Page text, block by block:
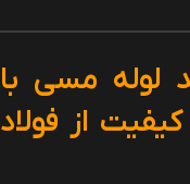
لوله مسی با
از فولاد